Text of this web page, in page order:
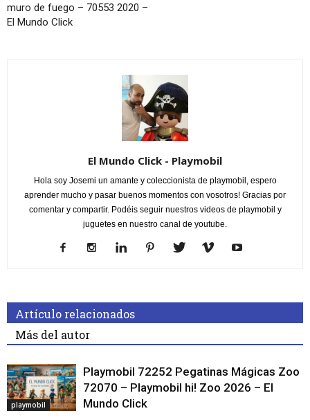
muro de fuego – 70553 2020 –
El Mundo Click
El Mundo Click - Playmobil
Hola soy Josemi un amante y coleccionista de playmobil, espero
aprender mucho y pasar buenos momentos con vosotros! Gracias por
comentar y compartir. Podéis seguir nuestros videos de playmobil y
juguetes en nuestro canal de youtube.
Artículo relacionados
Más del autor
playmobil
Playmobil 72252 Pegatinas Mágicas Zoo
72070 – Playmobil hi! Zoo 2026 – El
Mundo Click